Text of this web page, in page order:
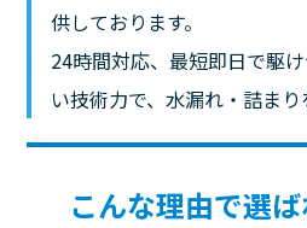
供しております。
24時間対応、最短即日で駆
い技術力で、水漏れ・詰まり
こんな理由で選ば